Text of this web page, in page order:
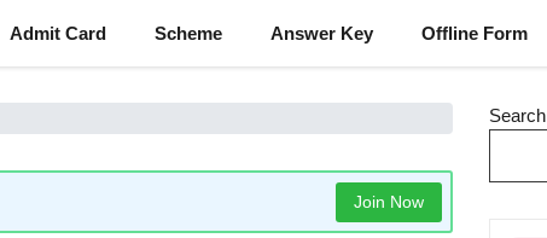
Admit Card Scheme Answer Key Offline Form
Join Now
Search